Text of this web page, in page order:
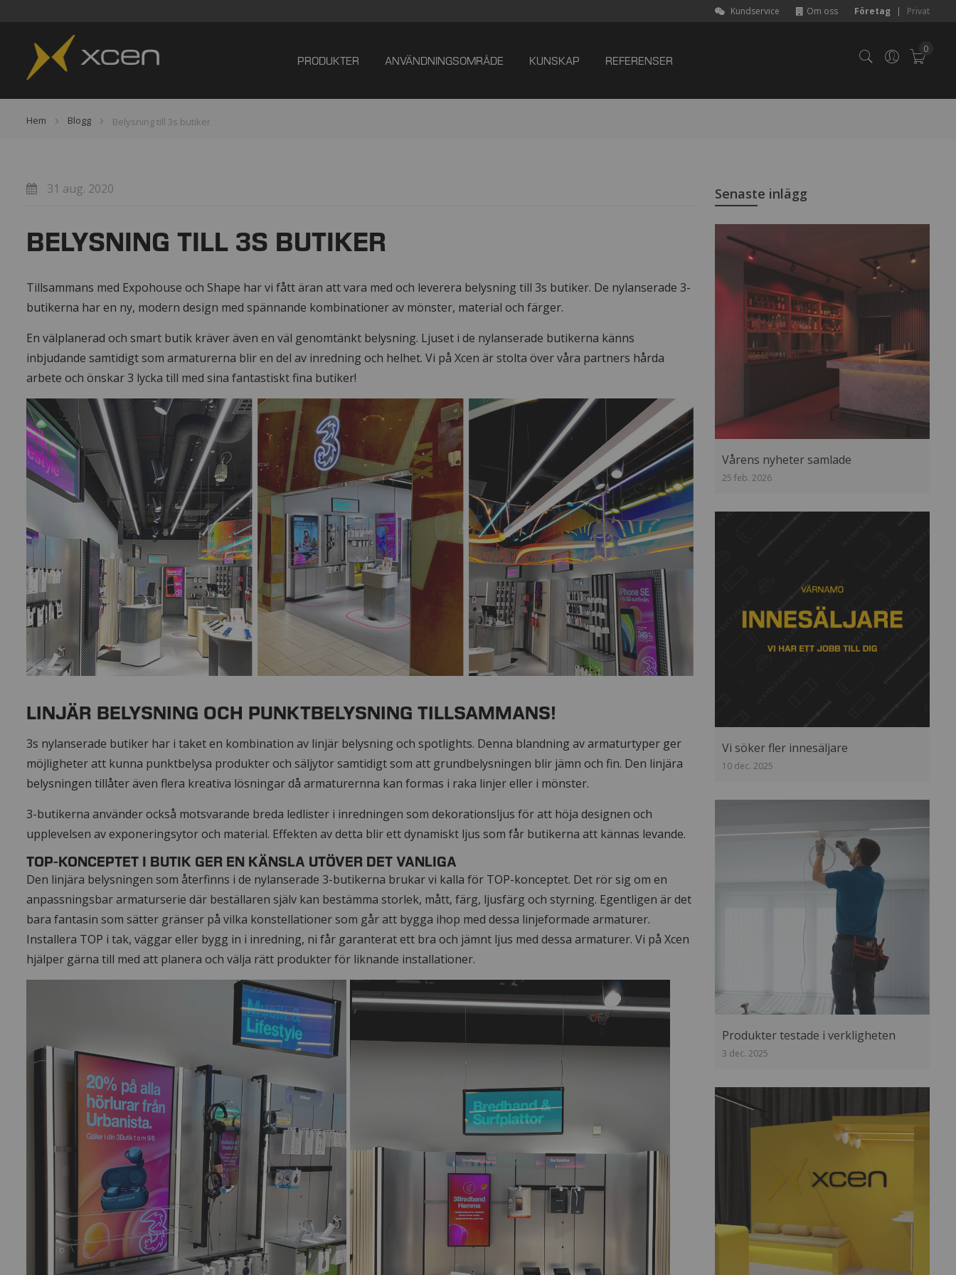
Kundservice Om oss Företag | Privat
PRODUKTER ANVÄNDNINGSOMRÅDE KUNSKAP REFERENSER
0
Hem Blogg Belysning till 3s butiker
31 aug. 2020
BELYSNING TILL 3S BUTIKER
Tillsammans med Expohouse och Shape har vi fått äran att vara med och leverera belysning till 3s butiker. De nylanserade 3-
butikerna har en ny, modern design med spännande kombinationer av mönster, material och färger.
En välplanerad och smart butik kräver även en väl genomtänkt belysning. Ljuset i de nylanserade butikerna känns
inbjudande samtidigt som armaturerna blir en del av inredning och helhet. Vi på Xcen är stolta över våra partners hårda
arbete och önskar 3 lycka till med sina fantastiskt fina butiker!
LINJÄR BELYSNING OCH PUNKTBELYSNING TILLSAMMANS!
3s nylanserade butiker har i taket en kombination av linjär belysning och spotlights. Denna blandning av armaturtyper ger
möjligheter att kunna punktbelysa produkter och säljytor samtidigt som att grundbelysningen blir jämn och fin. Den linjära
belysningen tillåter även flera kreativa lösningar då armaturernna kan formas i raka linjer eller i mönster.
3-butikerna använder också motsvarande breda ledlister i inredningen som dekorationsljus för att höja designen och
upplevelsen av exponeringsytor och material. Effekten av detta blir ett dynamiskt ljus som får butikerna att kännas levande.
TOP-KONCEPTET I BUTIK GER EN KÄNSLA UTÖVER DET VANLIGA
Den linjära belysningen som återfinns i de nylanserade 3-butikerna brukar vi kalla för TOP-konceptet. Det rör sig om en
anpassningsbar armaturserie där beställaren själv kan bestämma storlek, mått, färg, ljusfärg och styrning. Egentligen är det
bara fantasin som sätter gränser på vilka konstellationer som går att bygga ihop med dessa linjeformade armaturer.
Installera TOP i tak, väggar eller bygg in i inredning, ni får garanterat ett bra och jämnt ljus med dessa armaturer. Vi på Xcen
hjälper gärna till med att planera och välja rätt produkter för liknande installationer.
Senaste inlägg
Vårens nyheter samlade
25 feb. 2026
Vi söker fler innesäljare
10 dec. 2025
Produkter testade i verkligheten
3 dec. 2025